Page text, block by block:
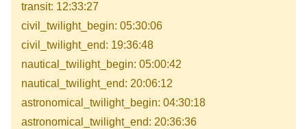
transit: 12:33:27
civil_twilight_begin: 05:30:06
civil_twilight_end: 19:36:48
nautical_twilight_begin: 05:00:42
nautical_twilight_end: 20:06:12
astronomical_twilight_begin: 04:30:18
astronomical_twilight_end: 20:36:36